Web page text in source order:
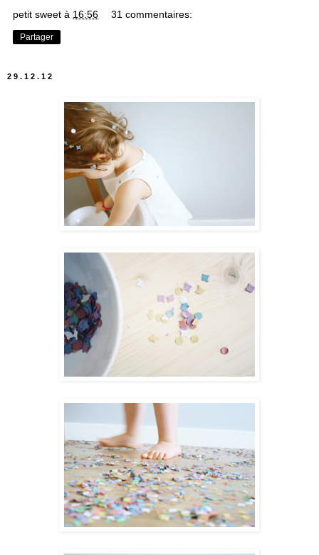
petit sweet à 16:56 31 commentaires:
Partager
29.12.12